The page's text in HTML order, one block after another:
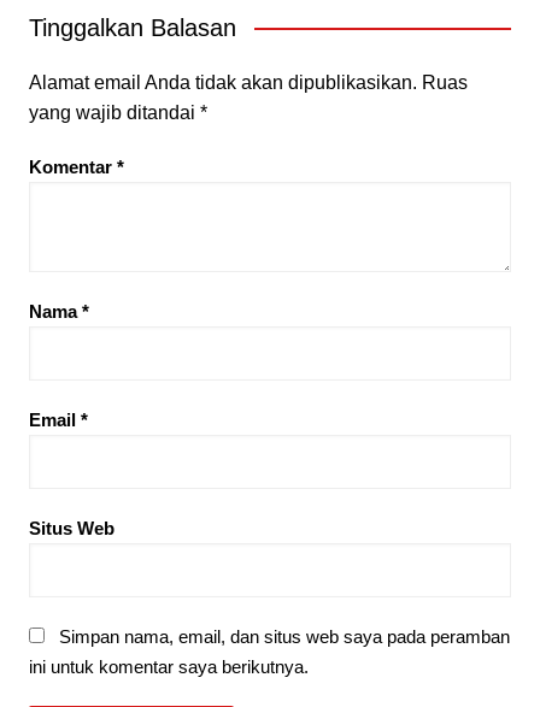
Tinggalkan Balasan
Alamat email Anda tidak akan dipublikasikan. Ruas
yang wajib ditandai *
Komentar *
Nama*
Email *
Situs Web
Simpan nama, email, dan situs web saya pada peramban
ini untuk komentar saya berikutnya.